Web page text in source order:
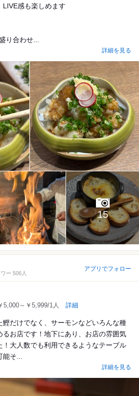
感も楽しめます
り合わせ...
詳細を見る
15
ー 506人
アプリでフォロー
5,000～￥5,999/1人 詳細
だけでなく、サーモンなどいろんな種
お店です！地下にあり、お店の雰囲気
！大人数でも利用できるようなテーブル
そ...
詳細を見る